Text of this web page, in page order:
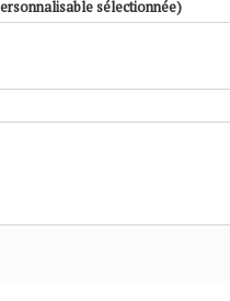
sélectionnée)